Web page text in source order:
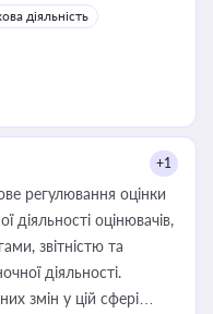
діяльність
+1
регулювання оцінки
діяльності оцінювачів,
звітністю та
діяльності.
змін у цій сфері